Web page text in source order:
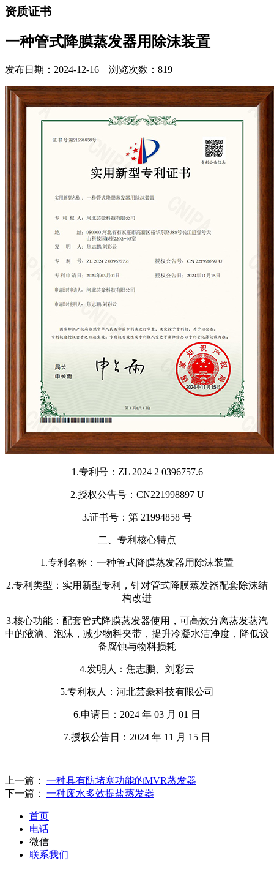
资质证书
一种管式降膜蒸发器用除沫装置
发布日期：2024-12-16 浏览次数：819
1.专利号：ZL 2024 2 0396757.6
2.授权公告号：CN221998897 U
3.证书号：第 21994858 号
二、专利核心特点
1.专利名称：一种管式降膜蒸发器用除沫装置
2.专利类型：实用新型专利，针对管式降膜蒸发器配套除沫结
构改进
3.核心功能：配套管式降膜蒸发器使用，可高效分离蒸发蒸汽
中的液滴、泡沫，减少物料夹带，提升冷凝水洁净度，降低设
备腐蚀与物料损耗
4.发明人：焦志鹏、刘彩云
5.专利权人：河北芸豪科技有限公司
6.申请日：2024 年 03 月 01 日
7.授权公告日：2024 年 11 月 15 日
上一篇： 一种具有防堵塞功能的MVR蒸发器
下一篇： 一种废水多效提盐蒸发器
首页
电话
微信
联系我们